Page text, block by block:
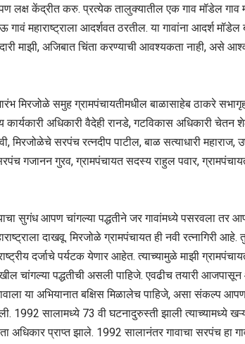
लक्ष केंद्रीत करु. प्रत्येक तालुक्यातील एक गाव मॉडेल गाव
गावं महाराष्ट्राला आदर्शवत ठरतील. या गावांना आदर्श
माझी, अजिबात चिंता करण्याची आवश्यकता नाही, असे
मिरजोळे समुह ग्रामपंचायतीमधील बाळासाहेब ठाकरे
अधिकारी वैदेही रानडे, गटविकास अधिकारी चेतन
मिरजोळेचे सरपंच रत्नदीप पाटील, बाळ सत्याधारी
गजानन गुरव, ग्रामपंचायत सदस्य राहुल पवार,
सुगंध आपण चांगल्या पद्धतीने जर गावांमध्ये पसरवला तर
दाखवू. मिरजोळे ग्रामपंचायत ही नवी रत्नागिरी आहे.
दर्जाचे पर्यटक येणार आहेत. त्याच्यामुळे माझी
देखील चांगल्या पद्धतीची असली पाहिजे. एवढीच तयारी
या अभियानात बक्षिस मिळालेच पाहिजे, असा संकल्प
1992 सालामध्ये 73 वी घटनादुरुस्ती झाली त्याच्यामध्ये
अधिकार प्राप्त झाले. 1992 सालानंतर गावाचा सरपंच हा